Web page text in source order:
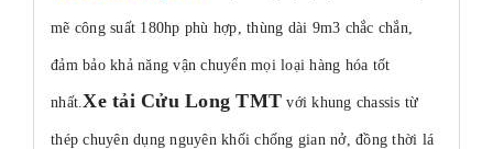
mẽ công suất 180hp phù hợp, thùng dài 9m3 chắc chắn,
đảm bảo khả năng vận chuyển mọi loại hàng hóa tốt
nhất.Xe tải Cửu Long TMT với khung chassis từ
thép chuyên dụng nguyên khối chống gian nở, đồng thời lá